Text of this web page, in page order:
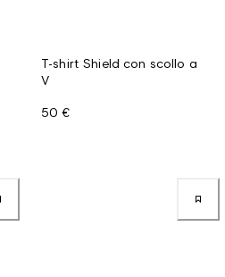
T-shirt Shield con scollo a
V
50 €